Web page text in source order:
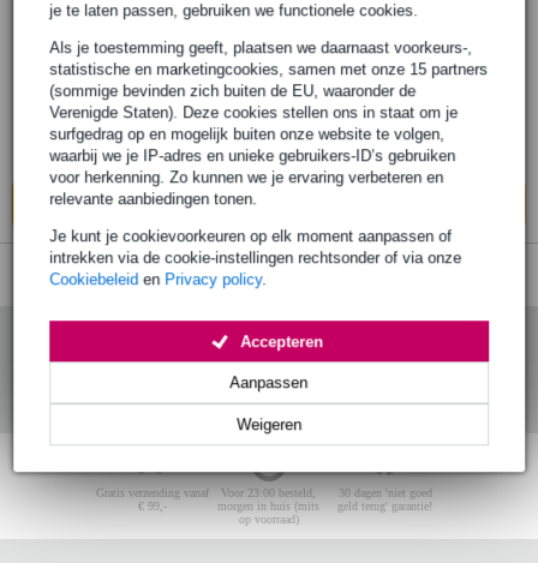
je te laten passen, gebruiken we functionele cookies.
Als je toestemming geeft, plaatsen we daarnaast voorkeurs-,
statistische en marketingcookies, samen met onze 15 partners
(sommige bevinden zich buiten de EU, waaronder de
Verenigde Staten). Deze cookies stellen ons in staat om je
surfgedrag op en mogelijk buiten onze website te volgen,
waarbij we je IP-adres en unieke gebruikers-ID’s gebruiken
voor herkenning. Zo kunnen we je ervaring verbeteren en
relevante aanbiedingen tonen.
Je kunt je cookievoorkeuren op elk moment aanpassen of
intrekken via de cookie-instellingen rechtsonder of via onze
Cookiebeleid en Privacy policy.
Weigeren
Aanpassen
Accepteren
Valeton Coral Verb II mini effectpedaal
met 16 reverb effecten
Adviesprijs € 93,- € 83,-
Op voorraad bij de leverancier
In mijn winkelwagen
Gratis verzending vanaf
€ 99,-
Voor 23:00 besteld,
morgen in huis (mits
op voorraad)
30 dagen 'niet goed
geld terug' garantie!